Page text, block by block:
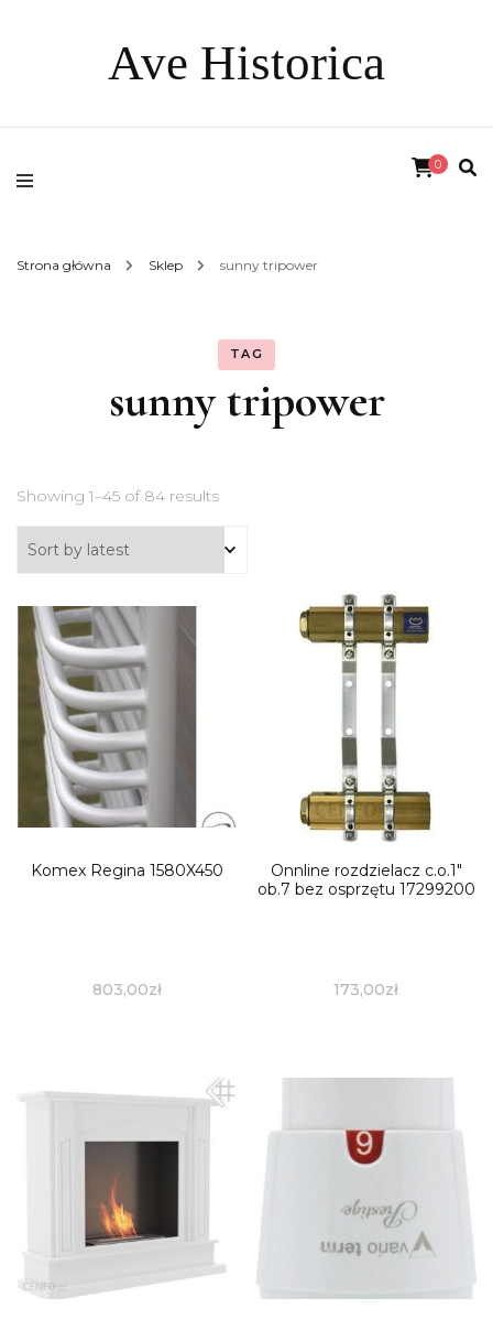
Ave Historica
0
Strona główna Sklep sunny tripower
TAG
sunny tripower
Showing 1–45 of 84 results
Komex Regina 1580X450
803,00zł
Onnline rozdzielacz c.o.1″
ob.7 bez osprzętu 17299200
173,00zł